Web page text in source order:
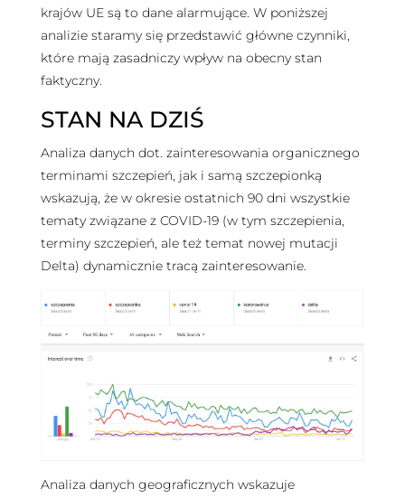
krajów UE są to dane alarmujące. W poniższej
analizie staramy się przedstawić główne czynniki,
które mają zasadniczy wpływ na obecny stan
faktyczny.
STAN NA DZIŚ
Analiza danych dot. zainteresowania organicznego
terminami szczepień, jak i samą szczepionką
wskazują, że w okresie ostatnich 90 dni wszystkie
tematy związane z COVID-19 (w tym szczepienia,
terminy szczepień, ale też temat nowej mutacji
Delta) dynamicznie tracą zainteresowanie.
Analiza danych geograficznych wskazuje